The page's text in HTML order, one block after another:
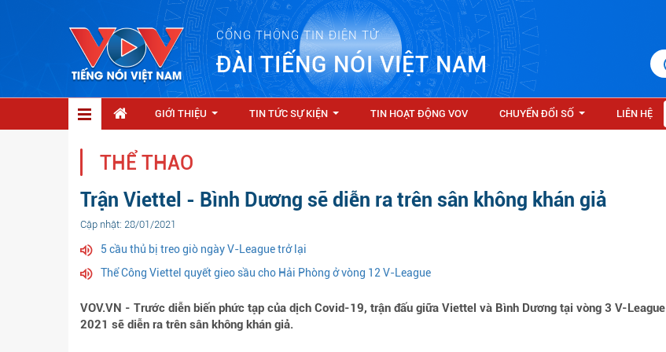
CỔNG THÔNG TIN ĐIỆN TỬ
ĐÀI TIẾNG NÓI VIỆT NAM
GIỚI THIỆU TIN TỨC SỰ KIỆN TIN HOẠT ĐỘNG VOV CHUYỂN ĐỔI SỐ LIÊN HỆ
THỂ THAO
Trận Viettel - Bình Dương sẽ diễn ra trên sân không khán giả
Cập nhật: 28/01/2021
5 cầu thủ bị treo giò ngày V-League trở lại
Thể Công Viettel quyết gieo sầu cho Hải Phòng ở vòng 12 V-League
VOV.VN - Trước diễn biến phức tạp của dịch Covid-19, trận đấu giữa Viettel và Bình Dương tại vòng 3 V-League
2021 sẽ diễn ra trên sân không khán giả.